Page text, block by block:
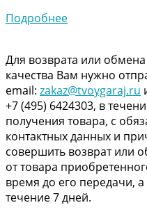
Подробнее
Для возврата или
качества Вам нужно
email: zakaz@tvoygaraj.ru
+7 (495) 6424303, в
получения товара, с
контактных данных и
совершить возврат или
от товара
время до его передачи,
течение 7 дней.